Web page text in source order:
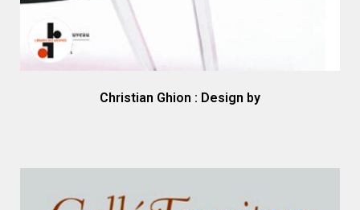
Christian Ghion : Design by